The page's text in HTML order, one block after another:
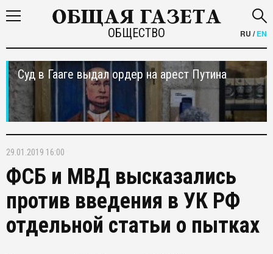
ОБЩЕСТВО RU /EN
Суд в Гааге выдал ордер на арест Путина
29.01.2019 16:00
ФСБ и МВД высказались
против введения в УК РФ
отдельной статьи о пытках